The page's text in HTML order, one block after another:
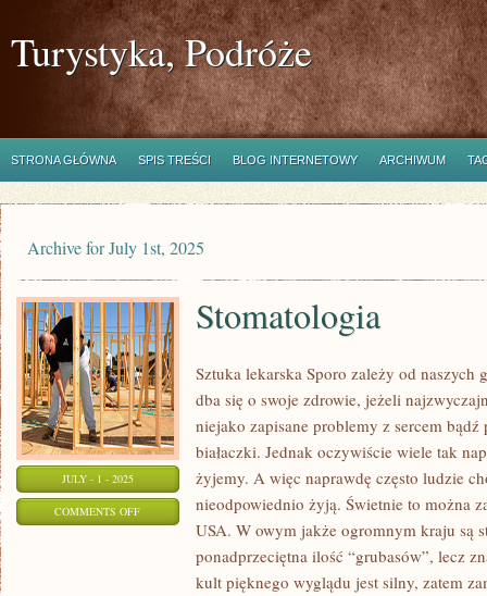
Turystyka, Podróże
STRONA GŁÓWNA SPIS TREŚCI BLOG INTERNETOWY ARCHIWUM
Archive for July 1st, 2025
JULY - 1 - 2025
COMMENTS OFFON
STOMATOLOGIA
Stomatologia
Sztuka lekarska Sporo zależy od naszych
dba się o swoje zdrowie, jeżeli
niejako zapisane problemy z sercem
białaczki. Jednak oczywiście wiele tak
żyjemy. A więc naprawdę często ludzie
nieodpowiednio żyją. Świetnie to można
USA. W owym jakże ogromnym kraju są
ponadprzeciętna ilość “grubasów”, lecz
kult pięknego wyglądu jest silny, zatem